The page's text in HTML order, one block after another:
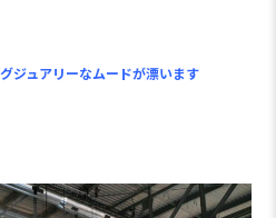
ジュアリーなムードが漂います